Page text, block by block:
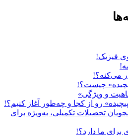
فیزیک!
می‌کنه؟!
چیست؟!
و ویژگی‌»
رو از کجا و چه‌طور آغاز کنیم؟!
تحصیلات تکمیلی، به‌ویژه برای
برای ما دارد؟!